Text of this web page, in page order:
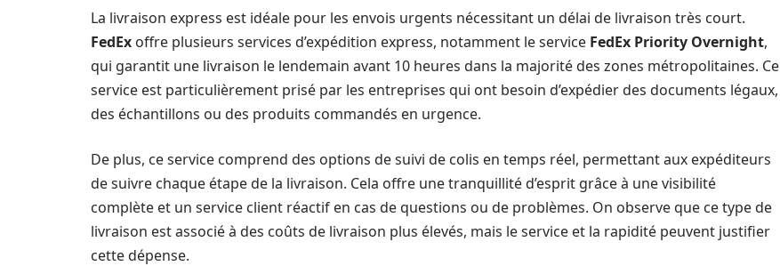
La livraison express est idéale pour les envois urgents nécessitant un délai de livraison très court.
FedEx offre plusieurs services d’expédition express, notamment le service FedEx Priority Overnight,
qui garantit une livraison le lendemain avant 10 heures dans la majorité des zones métropolitaines. Ce
service est particulièrement prisé par les entreprises qui ont besoin d’expédier des documents légaux,
des échantillons ou des produits commandés en urgence.
De plus, ce service comprend des options de suivi de colis en temps réel, permettant aux expéditeurs
de suivre chaque étape de la livraison. Cela offre une tranquillité d’esprit grâce à une visibilité
complète et un service client réactif en cas de questions ou de problèmes. On observe que ce type de
livraison est associé à des coûts de livraison plus élevés, mais le service et la rapidité peuvent justifier
cette dépense.